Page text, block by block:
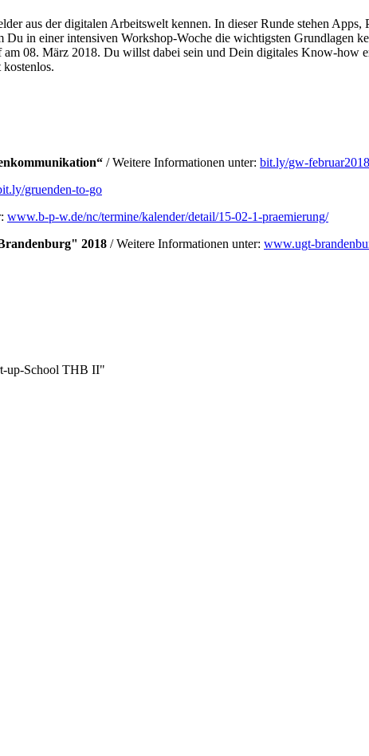
aus der digitalen Arbeitswelt kennen. In dieser Runde stehen
in einer intensiven Workshop-Woche die wichtigsten Grundlagen
08. März 2018. Du willst dabei sein und Dein digitales Know-how
/ Weitere Informationen unter: bit.ly/gw-februar2018
gruenden-to-go
www.b-p-w.de/nc/termine/kalender/detail/15-02-1-praemierung/
2018 / Weitere Informationen unter: www.ugt-
up-School THB II"